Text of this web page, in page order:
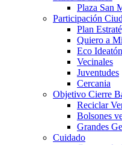
Plaza San
Participación
Plan
Quiero a
Eco Ideatón
Vecinales
Juventudes
Cercania
Objetivo Cierre
Reciclar
Bolsones
Grandes
Cuidado